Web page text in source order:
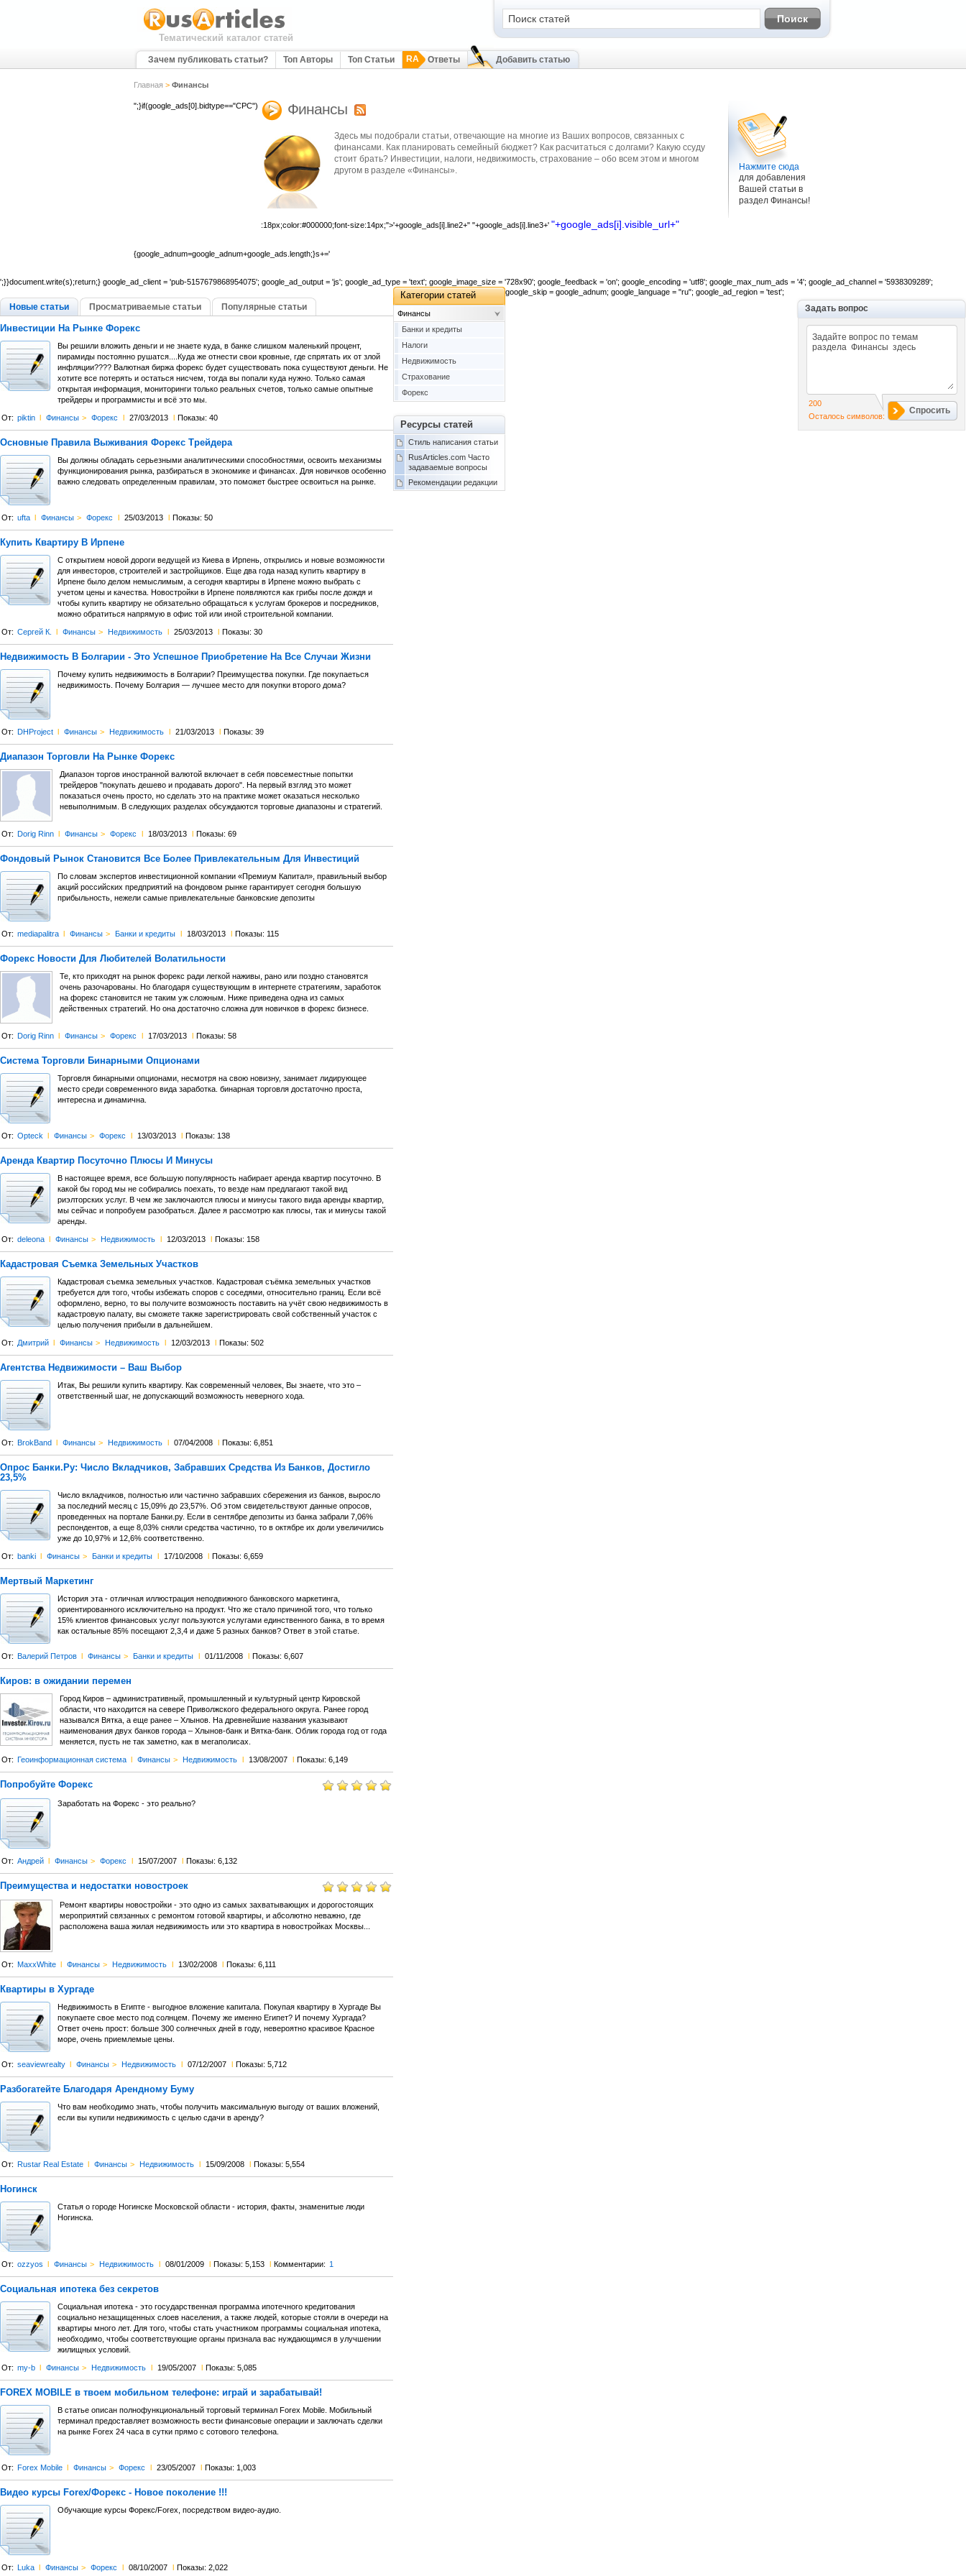
Тематический каталог статей
Зачем публиковать статьи? Топ Авторы Топ Статьи RA Ответы Добавить статью
Главная > Финансы
Финансы
Здесь мы подобрали статьи, отвечающие на многие из Ваших вопросов, связанных с
финансами. Как планировать семейный бюджет? Как расчитаться с долгами? Какую ссуду
стоит брать? Инвестиции, налоги, недвижимость, страхование – обо всем этом и многом
другом в разделе «Финансы».
Нажмите сюда
для добавления
Вашей статьи в
раздел Финансы!
:18px;color:#000000;font-size:14px;">'+google_ads[i].line2+" "+google_ads[i].line3+' "+google_ads[i].visible_url+"
";}if(google_ads[0].bidtype=="CPC")
{google_adnum=google_adnum+google_ads.length;}s+='
';}}document.write(s);return;} google_ad_client = 'pub-5157679868954075'; google_ad_output = 'js'; google_ad_type = 'text'; google_image_size = '728x90'; google_feedback = 'on'; google_encoding = 'utf8'; google_max_num_ads = '4'; google_ad_channel = '5938309289';
google_skip = google_adnum; google_language = "ru"; google_ad_region = 'test';
Новые статьи Просматриваемые статьи Популярные статьи
Инвестиции На Рынке Форекс
Вы решили вложить деньги и не знаете куда, в банке слишком маленький процент,
пирамиды постоянно рушатся....Куда же отнести свои кровные, где спрятать их от злой
инфляции???? Валютная биржа форекс будет существовать пока существуют деньги. Не
хотите все потерять и остаться нисчем, тогда вы попали куда нужно. Только самая
открытая информация, мониторинги только реальных счетов, только самые опытные
трейдеры и программисты и всё это мы.
От: piktin l Финансы > Форекс l 27/03/2013 l Показы: 40
Основные Правила Выживания Форекс Трейдера
Вы должны обладать серьезными аналитическими способностями, освоить механизмы
функционирования рынка, разбираться в экономике и финансах. Для новичков особенно
важно следовать определенным правилам, это поможет быстрее освоиться на рынке.
От: ufta l Финансы > Форекс l 25/03/2013 l Показы: 50
Купить Квартиру В Ирпене
С открытием новой дороги ведущей из Киева в Ирпень, открылись и новые возможности
для инвесторов, строителей и застройщиков. Еще два года назад купить квартиру в
Ирпене было делом немыслимым, а сегодня квартиры в Ирпене можно выбрать с
учетом цены и качества. Новостройки в Ирпене появляются как грибы после дождя и
чтобы купить квартиру не обязательно обращаться к услугам брокеров и посредников,
можно обратиться напрямую в офис той или иной строительной компании.
От: Сергей К. l Финансы > Недвижимость l 25/03/2013 l Показы: 30
Недвижимость В Болгарии - Это Успешное Приобретение На Все Случаи Жизни
Почему купить недвижимость в Болгарии? Преимущества покупки. Где покупаеться
недвижимость. Почему Болгария — лучшее место для покупки второго дома?
От: DHProject l Финансы > Недвижимость l 21/03/2013 l Показы: 39
Диапазон Торговли На Рынке Форекс
Диапазон торгов иностранной валютой включает в себя повсеместные попытки
трейдеров "покупать дешево и продавать дорого". На первый взгляд это может
показаться очень просто, но сделать это на практике может оказаться несколько
невыполнимым. В следующих разделах обсуждаются торговые диапазоны и стратегий.
От: Dorig Rinn l Финансы > Форекс l 18/03/2013 l Показы: 69
Фондовый Рынок Становится Все Более Привлекательным Для Инвестиций
По словам экспертов инвестиционной компании «Премиум Капитал», правильный выбор
акций российских предприятий на фондовом рынке гарантирует сегодня большую
прибыльность, нежели самые привлекательные банковские депозиты
От: mediapalitra l Финансы > Банки и кредиты l 18/03/2013 l Показы: 115
Форекс Новости Для Любителей Волатильности
Те, кто приходят на рынок форекс ради легкой наживы, рано или поздно становятся
очень разочарованы. Но благодаря существующим в интернете стратегиям, заработок
на форекс становится не таким уж сложным. Ниже приведена одна из самых
действенных стратегий. Но она достаточно сложна для новичков в форекс бизнесе.
От: Dorig Rinn l Финансы > Форекс l 17/03/2013 l Показы: 58
Система Торговли Бинарными Опционами
Торговля бинарными опционами, несмотря на свою новизну, занимает лидирующее
место среди современного вида заработка. бинарная торговля достаточно проста,
интересна и динамична.
От: Opteck l Финансы > Форекс l 13/03/2013 l Показы: 138
Аренда Квартир Посуточно Плюсы И Минусы
В настоящее время, все большую популярность набирает аренда квартир посуточно. В
какой бы город мы не собирались поехать, то везде нам предлагают такой вид
риэлторских услуг. В чем же заключаются плюсы и минусы такого вида аренды квартир,
мы сейчас и попробуем разобраться. Далее я рассмотрю как плюсы, так и минусы такой
аренды.
От: deleona l Финансы > Недвижимость l 12/03/2013 l Показы: 158
Кадастровая Съемка Земельных Участков
Кадастровая съемка земельных участков. Кадастровая съёмка земельных участков
требуется для того, чтобы избежать споров с соседями, относительно границ. Если всё
оформлено, верно, то вы получите возможность поставить на учёт свою недвижимость в
кадастровую палату, вы сможете также зарегистрировать свой собственный участок с
целью получения прибыли в дальнейшем.
От: Дмитрий l Финансы > Недвижимость l 12/03/2013 l Показы: 502
Агентства Недвижимости – Ваш Выбор
Итак, Вы решили купить квартиру. Как современный человек, Вы знаете, что это –
ответственный шаг, не допускающий возможность неверного хода.
От: BrokBand l Финансы > Недвижимость l 07/04/2008 l Показы: 6,851
Опрос Банки.Ру: Число Вкладчиков, Забравших Средства Из Банков, Достигло
23,5%
Число вкладчиков, полностью или частично забравших сбережения из банков, выросло
за последний месяц с 15,09% до 23,57%. Об этом свидетельствуют данные опросов,
проведенных на портале Банки.ру. Если в сентябре депозиты из банка забрали 7,06%
респондентов, а еще 8,03% сняли средства частично, то в октябре их доли увеличились
уже до 10,97% и 12,6% соответственно.
От: banki l Финансы > Банки и кредиты l 17/10/2008 l Показы: 6,659
Мертвый Маркетинг
История эта - отличная иллюстрация неподвижного банковского маркетинга,
ориентированного исключительно на продукт. Что же стало причиной того, что только
15% клиентов финансовых услуг пользуются услугами единственного банка, в то время
как остальные 85% посещают 2,3,4 и даже 5 разных банков? Ответ в этой статье.
От: Валерий Петров l Финансы > Банки и кредиты l 01/11/2008 l Показы: 6,607
Киров: в ожидании перемен
Город Киров – административный, промышленный и культурный центр Кировской
области, что находится на севере Приволжского федерального округа. Ранее город
назывался Вятка, а еще ранее – Хлынов. На древнейшие названия указывают
наименования двух банков города – Хлынов-банк и Вятка-банк. Облик города год от года
меняется, пусть не так заметно, как в мегаполисах.
От: Геоинформационная система l Финансы > Недвижимость l 13/08/2007 l Показы: 6,149
Попробуйте Форекс
Заработать на Форекс - это реально?
От: Андрей l Финансы > Форекс l 15/07/2007 l Показы: 6,132
Преимущества и недостатки новостроек
Ремонт квартиры новостройки - это одно из самых захватывающих и дорогостоящих
мероприятий связанных с ремонтом готовой квартиры, и абсолютно неважно, где
расположена ваша жилая недвижимость или это квартира в новостройках Москвы...
От: MaxxWhite l Финансы > Недвижимость l 13/02/2008 l Показы: 6,111
Квартиры в Хургаде
Недвижимость в Египте - выгодное вложение капитала. Покупая квартиру в Хургаде Вы
покупаете свое место под солнцем. Почему же именно Египет? И почему Хургада?
Ответ очень прост: больше 300 солнечных дней в году, невероятно красивое Красное
море, очень приемлемые цены.
От: seaviewrealty l Финансы > Недвижимость l 07/12/2007 l Показы: 5,712
Разбогатейте Благодаря Арендному Буму
Что вам необходимо знать, чтобы получить максимальную выгоду от ваших вложений,
если вы купили недвижимость с целью сдачи в аренду?
От: Rustar Real Estate l Финансы > Недвижимость l 15/09/2008 l Показы: 5,554
Ногинск
Статья о городе Ногинске Московской области - история, факты, знаменитые люди
Ногинска.
От: ozzyos l Финансы > Недвижимость l 08/01/2009 l Показы: 5,153 l Комментарии: 1
Социальная ипотека без секретов
Социальная ипотека - это государственная программа ипотечного кредитования
социально незащищенных слоев населения, а также людей, которые стояли в очереди на
квартиры много лет. Для того, чтобы стать участником программы социальная ипотека,
необходимо, чтобы соответствующие органы признала вас нуждающимся в улучшении
жилищных условий.
От: my-b l Финансы > Недвижимость l 19/05/2007 l Показы: 5,085
FOREX MOBILE в твоем мобильном телефоне: играй и зарабатывай!
В статье описан полнофункциональный торговый терминал Forex Mobile. Мобильный
терминал предоставляет возможность вести финансовые операции и заключать сделки
на рынке Forex 24 часа в сутки прямо с сотового телефона.
От: Forex Mobile l Финансы > Форекс l 23/05/2007 l Показы: 1,003
Видео курсы Forex/Форекс - Новое поколение !!!
Обучающие курсы Форекс/Forex, посредством видео-аудио.
От: Luka l Финансы > Форекс l 08/10/2007 l Показы: 2,022
Задать вопрос
Спросить
200
Осталось символов:
Категории статей
Финансы
Банки и кредиты
Налоги
Недвижимость
Страхование
Форекс
Ресурсы статей
Стиль написания статьи
RusArticles.com Часто
задаваемые вопросы
Рекомендации редакции